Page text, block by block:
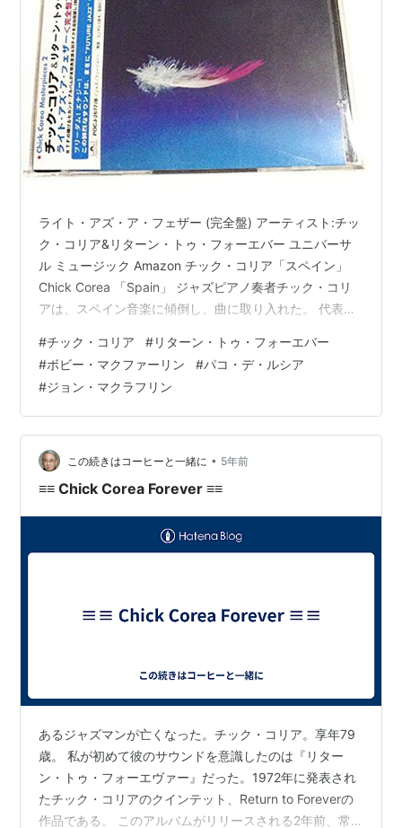
ライト・アズ・ア・フェザー (完全盤) アーティスト:チッ
ク・コリア&リターン・トゥ・フォーエバー ユニバーサ
ル ミュージック Amazon チック・コリア「スペイン」
Chick Corea 「Spain」 ジャズピアノ奏者チック・コリ
アは、スペイン音楽に傾倒し、曲に取り入れた。 代表曲
ルシアにささげた「イエロー・ニンバス」「フラメン
コ」しかり。「僕の心の故郷はスペインだ」と語ってい
たといい、スペイン愛あふれるアルバム「マイ・スパニ
ッシュ・ハート」も、よく知られる。 「スペイン」は、
チックが率いるフュージョンバンド、リターン・トゥ・
フォーエバ…
#チック・コリア #リターン・トゥ・フォーエバー
#ボビー・マクファーリン #パコ・デ・ルシア
#ジョン・マクラフリン
この続きはコーヒーと一緒に • 5年前
≡≡ Chick Corea Forever ≡≡
あるジャズマンが亡くなった。チック・コリア。享年79
歳。 私が初めて彼のサウンドを意識したのは『リター
ン・トゥ・フォーエヴァー』だった。1972年に発表され
たチック・コリアのクインテット、Return to Foreverの
作品である。 このアルバムがリリースされる2年前、常